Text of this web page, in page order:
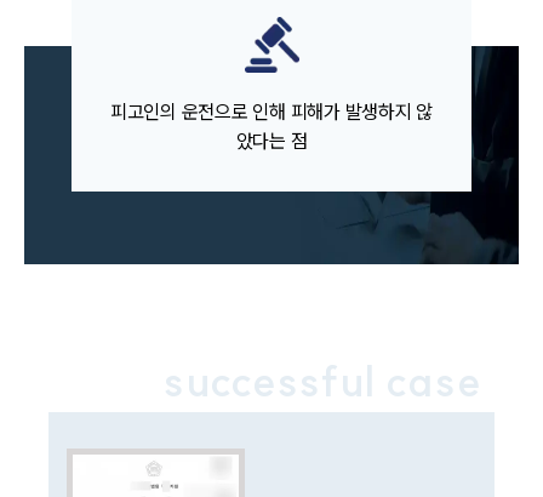
음주교통사고대응부 업무
소식/자료
공지사항
피고인의 운전으로 인해 피해가 발생하지 않
았다는 점
successful case